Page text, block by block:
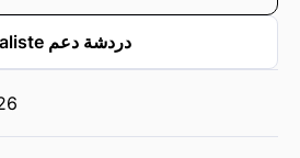
دردشة دعم Realiste